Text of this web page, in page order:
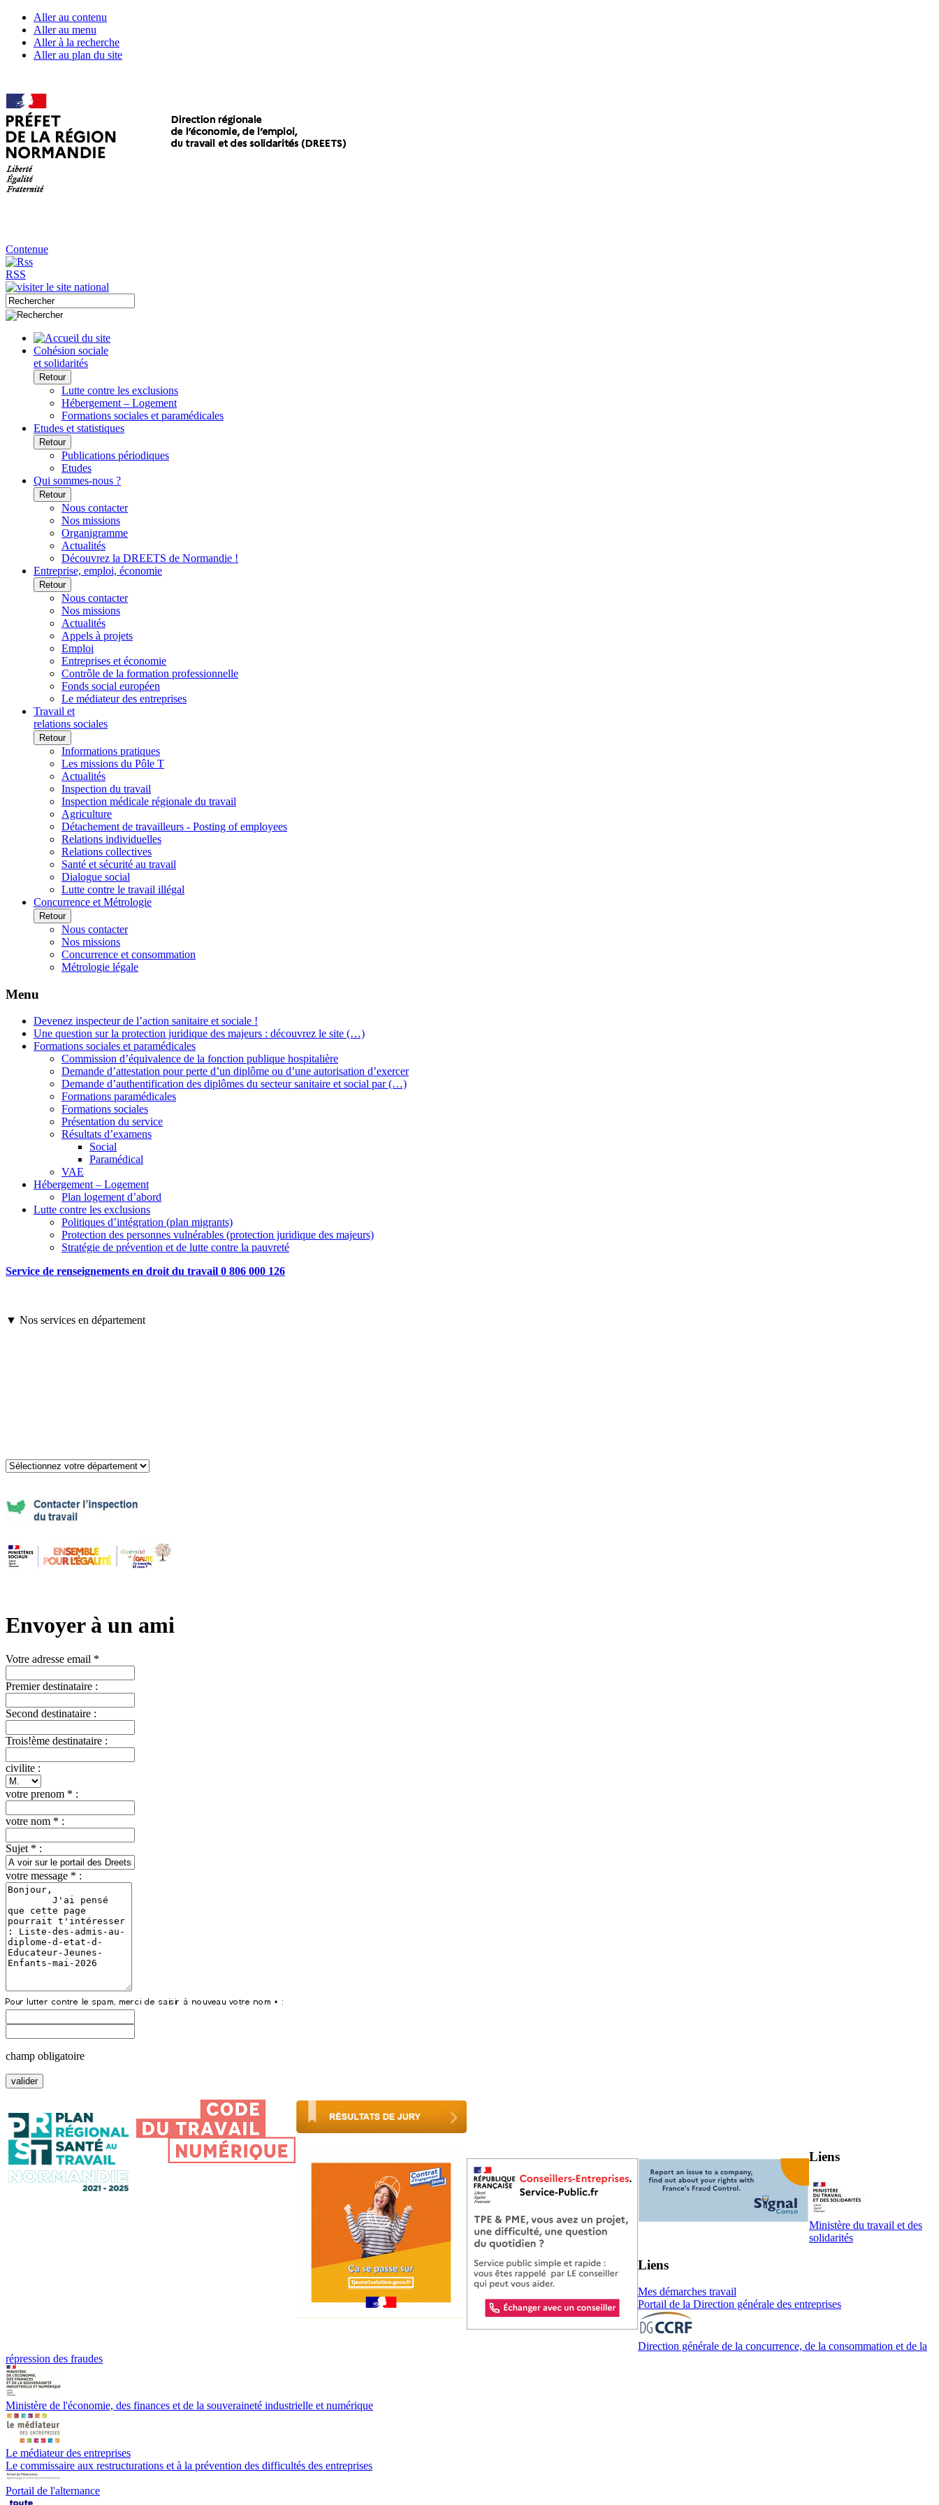
Aller au contenu
Aller au menu
Aller à la recherche
Aller au plan du site
Contenue
RSS
Cohésion sociale
et solidarités
Retour
Lutte contre les exclusions
Hébergement – Logement
Formations sociales et paramédicales
Etudes et statistiques
Retour
Publications périodiques
Etudes
Qui sommes-nous ?
Retour
Nous contacter
Nos missions
Organigramme
Actualités
Découvrez la DREETS de Normandie !
Entreprise, emploi, économie
Retour
Nous contacter
Nos missions
Actualités
Appels à projets
Emploi
Entreprises et économie
Contrôle de la formation professionnelle
Fonds social européen
Le médiateur des entreprises
Travail et
relations sociales
Retour
Informations pratiques
Les missions du Pôle T
Actualités
Inspection du travail
Inspection médicale régionale du travail
Agriculture
Détachement de travailleurs - Posting of employees
Relations individuelles
Relations collectives
Santé et sécurité au travail
Dialogue social
Lutte contre le travail illégal
Concurrence et Métrologie
Retour
Nous contacter
Nos missions
Concurrence et consommation
Métrologie légale
Menu
Devenez inspecteur de l’action sanitaire et sociale !
Une question sur la protection juridique des majeurs : découvrez le site (…)
Formations sociales et paramédicales
Commission d’équivalence de la fonction publique hospitalière
Demande d’attestation pour perte d’un diplôme ou d’une autorisation d’exercer
Demande d’authentification des diplômes du secteur sanitaire et social par (…)
Formations paramédicales
Formations sociales
Présentation du service
Résultats d’examens
Social
Paramédical
VAE
Hébergement – Logement
Plan logement d’abord
Lutte contre les exclusions
Politiques d’intégration (plan migrants)
Protection des personnes vulnérables (protection juridique des majeurs)
Stratégie de prévention et de lutte contre la pauvreté
Service de renseignements en droit du travail 0 806 000 126
▼ Nos services en département
Envoyer à un ami
Votre adresse email *
Premier destinataire :
Second destinataire :
Trois!ème destinataire :
civilite :
votre prenom * :
votre nom * :
Sujet * :
votre message * :
champ obligatoire
Liens
Ministère du travail et des
solidarités
Liens
Mes démarches travail
Portail de la Direction générale des entreprises
Direction générale de la concurrence, de la consommation et de la
répression des fraudes
Ministère de l'économie, des finances et de la souveraineté industrielle et numérique
Le médiateur des entreprises
Le commissaire aux restructurations et à la prévention des difficultés des entreprises
Portail de l'alternance